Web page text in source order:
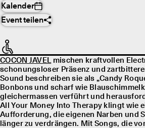
Kalender
Event teilen
COCON JAVELmischen kraftvollen
schonungsloser Präsenz und
Sound beschreiben sie als „Candy
Bonbons und scharf wie
gleichermassen verführt und
All Your Money Into Therapy klingt wie
Aufforderung, die eigenen Narben und
länger zu verdrängen. Mit Songs, die